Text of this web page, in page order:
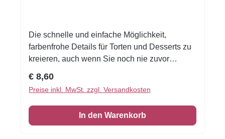
Die schnelle und einfache Möglichkeit,
farbenfrohe Details für Torten und Desserts zu
kreieren, auch wenn Sie noch nie zuvor
schneiden oder stanzen Sie jede beliebige
Form - keine Vorbereitung. Fondantfolie hat
einen leichten, süßen Geschmack. Auch das
Einschlagen von Keksen oder Kuchen ist
Regulärer Preis:
€ 8,60
Preise inkl. MwSt. zzgl. Versandkosten
In den Warenkorb